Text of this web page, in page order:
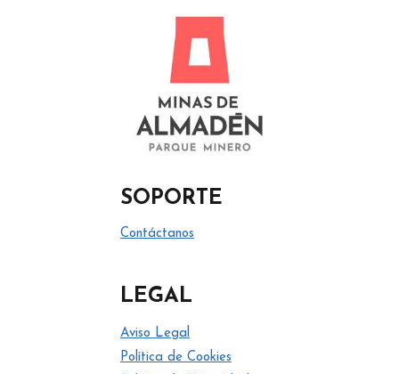
SOPORTE
Contáctanos
LEGAL
Aviso Legal
Política de Cookies